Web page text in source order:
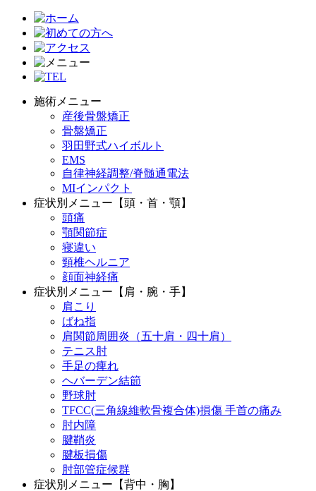
施術メニュー
産後骨盤矯正
骨盤矯正
羽田野式ハイボルト
EMS
自律神経調整/脊髄通電法
MIインパクト
症状別メニュー【頭・首・顎】
頭痛
顎関節症
寝違い
頸椎ヘルニア
顔面神経痛
症状別メニュー【肩・腕・手】
肩こり
ばね指
肩関節周囲炎（五十肩・四十肩）
テニス肘
手足の痺れ
ヘバーデン結節
野球肘
TFCC(三角線維軟骨複合体)損傷 手首の痛み
肘内障
腱鞘炎
腱板損傷
肘部管症候群
症状別メニュー【背中・胸】